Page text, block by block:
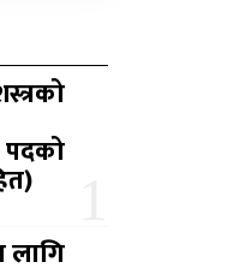
लागि